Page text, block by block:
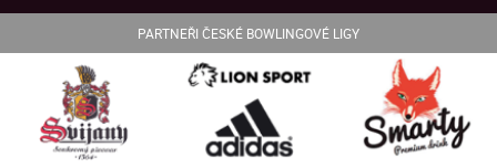
PARTNEŘI ČESKÉ BOWLINGOVÉ LIGY